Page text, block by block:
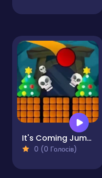
It's Coming Jump!
0 (0 Голосів)